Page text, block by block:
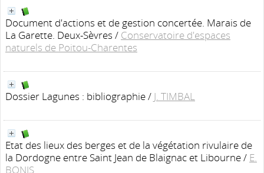
Document d'actions et de gestion concertée. Marais de
La Garette. Deux-Sèvres / Conservatoire d'espaces
naturels de Poitou-Charentes
Dossier Lagunes : bibliographie/ J. TIMBAL
Etat des lieux des berges et de la végétation rivulaire de
la Dordogne entre Saint Jean de Blaignac et Libourne/ E.
BONIS